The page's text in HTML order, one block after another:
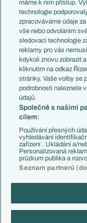
EuroSkauting
PL v kostce
Evropské koeficienty
Přestupy
Přestupové spekulace
Zranění
Kluby
Arsenal FC
Chelsea FC
Manchester United
AC Milán
Juventus FC
Bayern Mnichov
FC Barcelona
Real Madrid
Copyright © 2001-2026
máme k nim přístup.
technologie
zpracováváme údaje
vše nebo odvoláním
sledovací technologie
reklamy pro vás
kdykoli znovu zobrazit
kliknutím na odkaz
stránky. Vaše volby se
podrobnosti naleznete
údajů.
Společně s našimi
cílem:
Používání přesných
vyhledávání
zařízení . Ukládání a/
Personalizovaná
průzkum publika a
Seznam partnerů